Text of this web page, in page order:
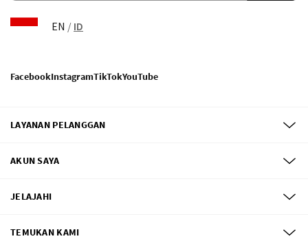
EN / ID
FacebookInstagramTikTokYouTube
LAYANAN PELANGGAN
AKUN SAYA
JELAJAHI
TEMUKAN KAMI